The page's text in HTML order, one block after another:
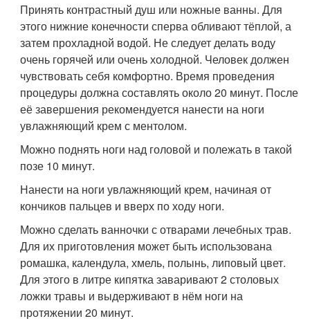
Принять контрастный душ или ножные ванны. Для
этого нижние конечности сперва обливают тёплой, а
затем прохладной водой. Не следует делать воду
очень горячей или очень холодной. Человек должен
чувствовать себя комфортно. Время проведения
процедуры должна составлять около 20 минут. После
её завершения рекомендуется нанести на ноги
увлажняющий крем с ментолом.
Можно поднять ноги над головой и полежать в такой
позе 10 минут.
Нанести на ноги увлажняющий крем, начиная от
кончиков пальцев и вверх по ходу ноги.
Можно сделать ванночки с отварами лечебных трав.
Для их приготовления может быть использована
ромашка, календула, хмель, полынь, липовый цвет.
Для этого в литре кипятка заваривают 2 столовых
ложки травы и выдерживают в нём ноги на
протяжении 20 минут.